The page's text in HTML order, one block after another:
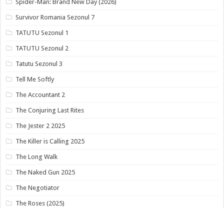
Spider-Man: Brand New Day (2026)
Survivor Romania Sezonul 7
TATUTU Sezonul 1
TATUTU Sezonul 2
Tatutu Sezonul 3
Tell Me Softly
The Accountant 2
The Conjuring Last Rites
The Jester 2 2025
The Killer is Calling 2025
The Long Walk
The Naked Gun 2025
The Negotiator
The Roses (2025)